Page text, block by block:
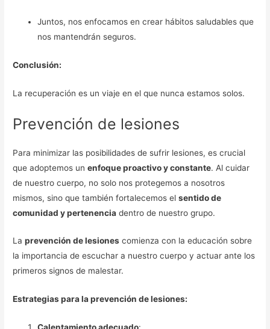
Juntos, nos enfocamos en crear hábitos saludables que
nos mantendrán seguros.
Conclusión:
La recuperación es un viaje en el que nunca estamos solos.
Prevención de lesiones
Para minimizar las posibilidades de sufrir lesiones, es crucial
que adoptemos unenfoque proactivo y constante. Al cuidar
de nuestro cuerpo, no solo nos protegemos a nosotros
mismos, sino que también fortalecemos elsentido de
comunidad y pertenencia dentro de nuestro grupo.
Laprevención de lesiones comienza con la educación sobre
la importancia de escuchar a nuestro cuerpo y actuar ante los
primeros signos de malestar.
Estrategias para la prevención de lesiones: